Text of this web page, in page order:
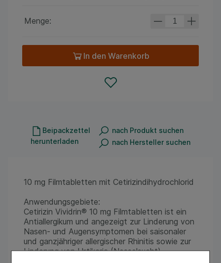
Menge:
In den Warenkorb
Beipackzettel
herunterladen
nach Produkt suchen
nach Hersteller suchen
10 mg Filmtabletten mit Cetirizindihydrochlorid
Anwendungsgebiete:
Cetirizin Vividrin® 10 mg Filmtabletten ist ein
Antiallergikum und angezeigt zur Linderung von
Nasen- und Augensymptomen bei saisonaler
und ganzjähriger allergischer Rhinitis sowie zur
Linderung von Urtikaria (Nesselsucht).